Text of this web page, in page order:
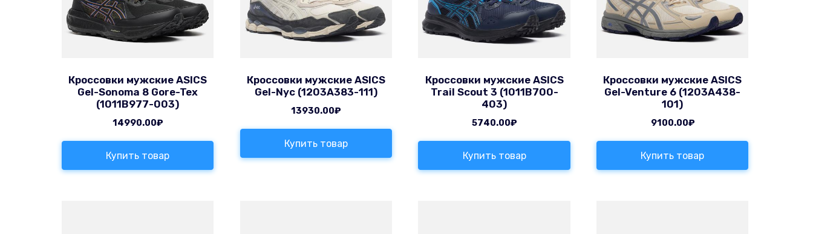
Кроссовки мужские ASICS
Gel-Sonoma 8 Gore-Tex
(1011B977-003)
14990.00₽
Купить товар
Кроссовки мужские ASICS
Gel-Nyc (1203A383-111)
13930.00₽
Купить товар
Кроссовки мужские ASICS
Trail Scout 3 (1011B700-
403)
5740.00₽
Купить товар
Кроссовки мужские ASICS
Gel-Venture 6 (1203A438-
101)
9100.00₽
Купить товар